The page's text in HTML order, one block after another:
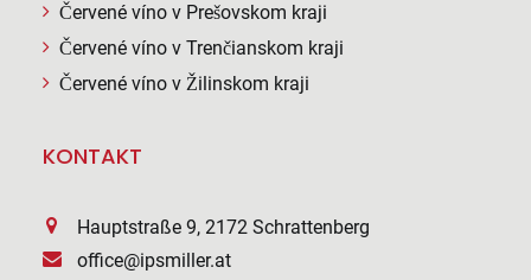
Červené víno v Prešovskom kraji
Červené víno v Trenčianskom kraji
Červené víno v Žilinskom kraji
KONTAKT
Hauptstraße 9, 2172 Schrattenberg
office@ipsmiller.at